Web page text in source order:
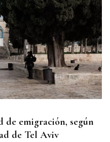
emigración, según
de Tel Aviv